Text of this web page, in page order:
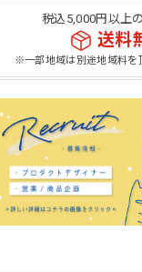
税込5,000円以上
送料
※一部地域は別途地域料を